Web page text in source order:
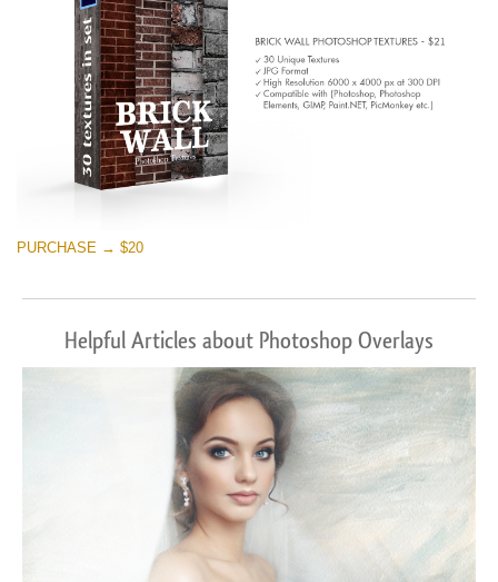
PURCHASE → $20
Helpful Articles about Photoshop Overlays